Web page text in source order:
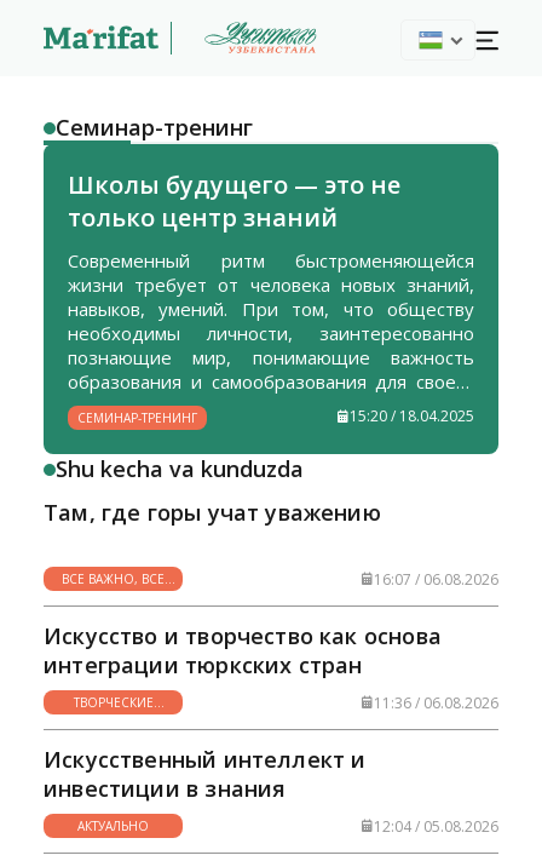
Семинар-тренинг
Школы будущего — это не
только центр знаний
Современный ритм быстроменяющейся
жизни требует от человека новых знаний,
навыков, умений. При том, что обществу
необходимы личности, заинтересованно
познающие мир, понимающие важность
образования и самообразования для своего
жизненного пути, способные применять
полученные знания и умения на практике,
необходимы инновационные подходы и
методы в образовательном процессе. На это
направлены проводимые в последние годы
реформы в данной сфере, исполнение
руководства страны.
СЕМИНАР-ТРЕНИНГ 15:20 / 18.04.2025
Shu kecha va kunduzda
Там, где горы учат уважению
ВСЕ ВАЖНО, ВСЕ
НУЖНО
16:07 / 06.08.2026
Искусство и творчество как основа
интеграции тюркских стран
ТВОРЧЕСКИЕ
ГОРИЗОНТЫ
11:36 / 06.08.2026
Искусственный интеллект и
инвестиции в знания
АКТУАЛЬНО 12:04 / 05.08.2026